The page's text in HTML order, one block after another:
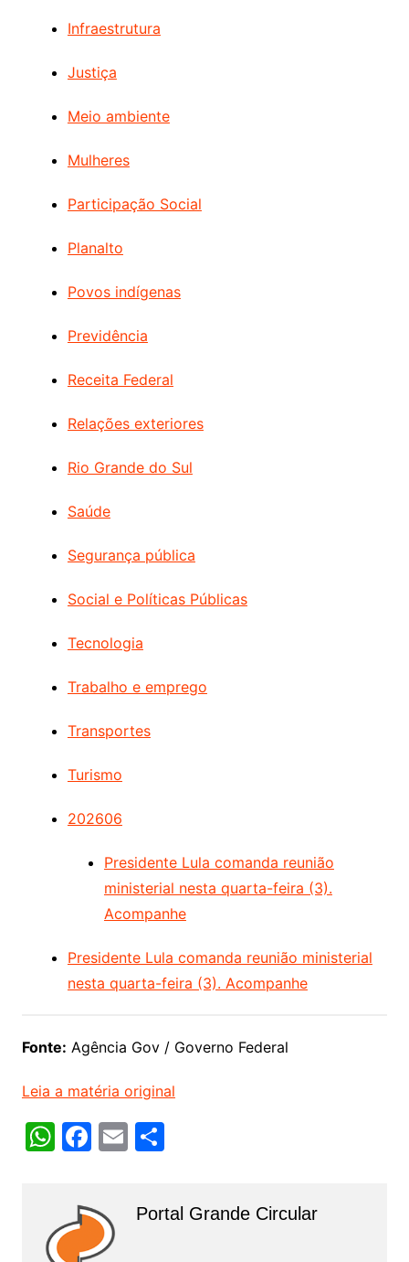
Infraestrutura
Justiça
Meio ambiente
Mulheres
Participação Social
Planalto
Povos indígenas
Previdência
Receita Federal
Relações exteriores
Rio Grande do Sul
Saúde
Segurança pública
Social e Políticas Públicas
Tecnologia
Trabalho e emprego
Transportes
Turismo
202606
Presidente Lula comanda reunião
ministerial nesta quarta-feira (3).
Acompanhe
Presidente Lula comanda reunião ministerial
nesta quarta-feira (3). Acompanhe
Fonte: Agência Gov / Governo Federal
Leia a matéria original
W
at
s
A
F
e
b
E S
e
Portal Grande Circular